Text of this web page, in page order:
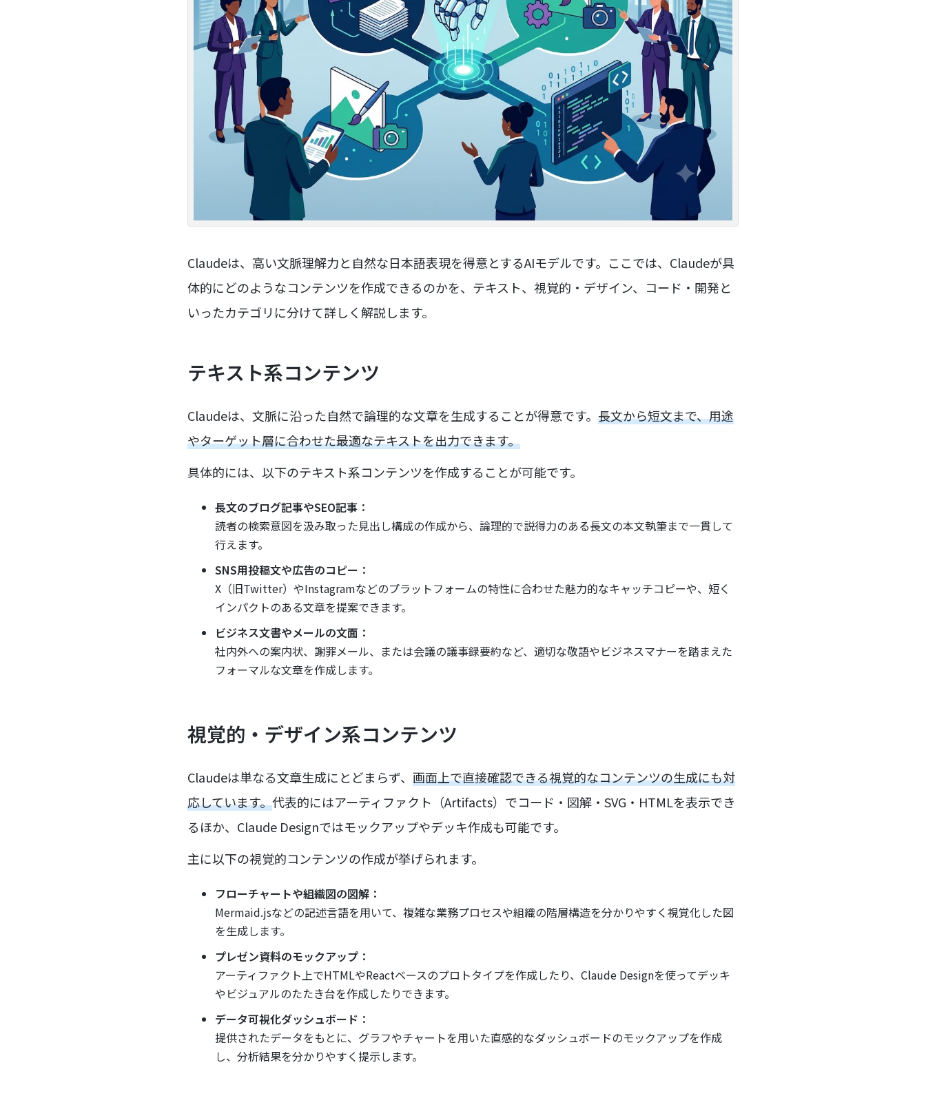
Claudeは、高い文脈理解力と自然な日本語表現を得意とするAIモデルです。ここでは、Claudeが具
体的にどのようなコンテンツを作成できるのかを、テキスト、視覚的・デザイン、コード・開発と
いったカテゴリに分けて詳しく解説します。
テキスト系コンテンツ
Claudeは、文脈に沿った自然で論理的な文章を生成することが得意です。 長文から短文まで、用途
やターゲット層に合わせた最適なテキストを出力できます。
具体的には、以下のテキスト系コンテンツを作成することが可能です。
長文のブログ記事やSEO記事：
読者の検索意図を汲み取った見出し構成の作成から、論理的で説得力のある長文の本文執筆まで一貫して
行えます。
SNS用投稿文や広告のコピー：
X（旧Twitter）やInstagramなどのプラットフォームの特性に合わせた魅力的なキャッチコピーや、短く
インパクトのある文章を提案できます。
ビジネス文書やメールの文面：
社内外への案内状、謝罪メール、または会議の議事録要約など、適切な敬語やビジネスマナーを踏まえた
フォーマルな文章を作成します。
視覚的・デザイン系コンテンツ
Claudeは単なる文章生成にとどまらず、 画面上で直接確認できる視覚的なコンテンツの生成にも対
応しています。代表的にはアーティファクト（Artifacts）でコード・図解・SVG・HTMLを表示でき
るほか、Claude Designではモックアップやデッキ作成も可能です。
主に以下の視覚的コンテンツの作成が挙げられます。
フローチャートや組織図の図解：
Mermaid.jsなどの記述言語を用いて、複雑な業務プロセスや組織の階層構造を分かりやすく視覚化した図
を生成します。
プレゼン資料のモックアップ：
アーティファクト上でHTMLやReactベースのプロトタイプを作成したり、Claude Designを使ってデッキ
やビジュアルのたたき台を作成したりできます。
データ可視化ダッシュボード：
提供されたデータをもとに、グラフやチャートを用いた直感的なダッシュボードのモックアップを作成
し、分析結果を分かりやすく提示します。